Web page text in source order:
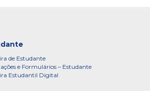
de Estudante
e Formulários – Estudante
Estudantil Digital